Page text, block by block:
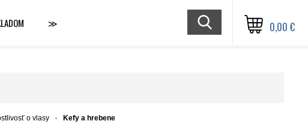
≫ 0,00 €
o vlasy Kefy a hrebene